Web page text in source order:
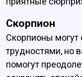
Скорпион
Скорпионы могут
трудностями, но
помогут